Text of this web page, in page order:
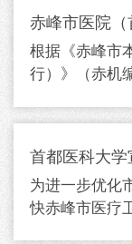
赤峰市医院
根据《赤峰市
行）》（赤机
首都医科大
为进一步优化
快赤峰市医疗